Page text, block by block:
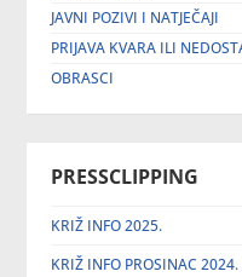
JAVNI POZIVI I NATJEČAJI
PRIJAVA KVARA ILI
OBRASCI
PRESSCLIPPING
KRIŽ INFO 2025.
KRIŽ INFO PROSINAC 2024.